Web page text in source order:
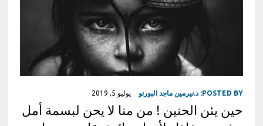
POSTED BY: د.نيرمين ماجد البورنو يوليو 5, 2019
حين يئن الحنين ! من منا لا يحن لبسمة أمل